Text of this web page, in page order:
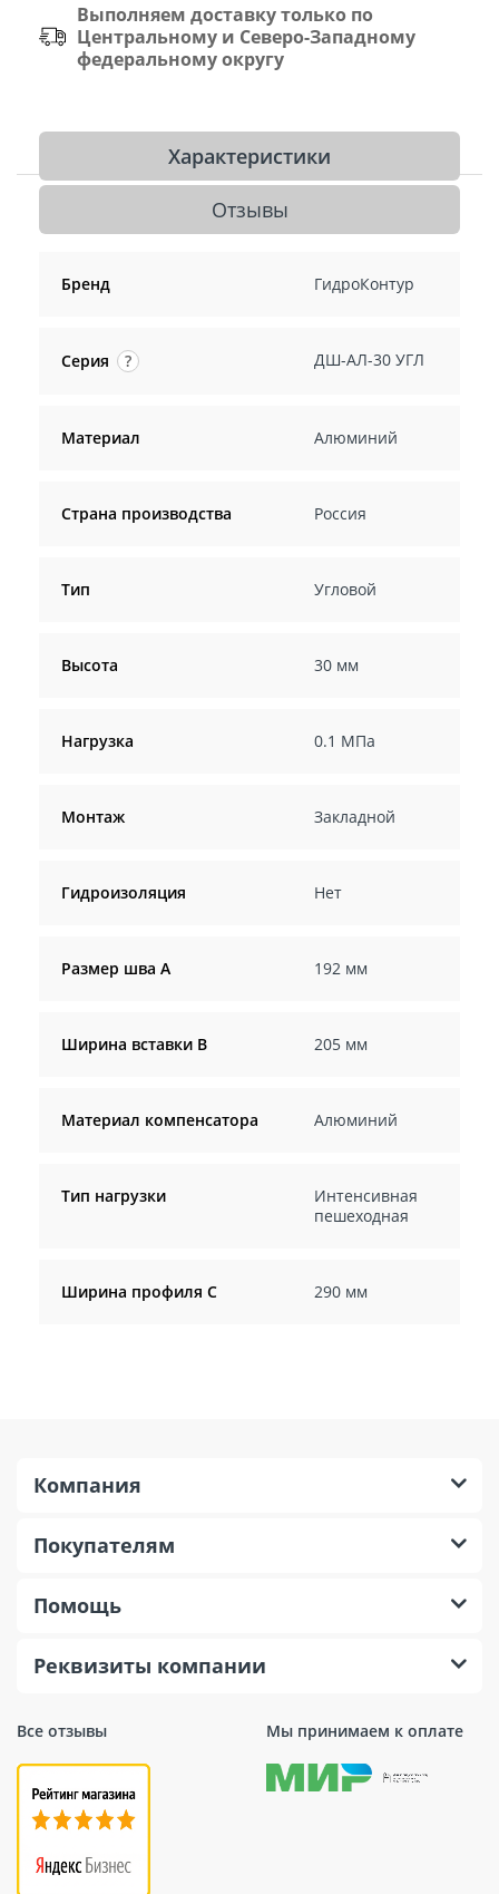
Выполняем доставку только по
Центральному и Северо-Западному
федеральному округу
Характеристики
Отзывы
Бренд ГидроКонтур
Серия ? ДШ-АЛ-30 УГЛ
Материал Алюминий
Страна производства Россия
Тип Угловой
Высота 30 мм
Нагрузка 0.1 МПа
Монтаж Закладной
Гидроизоляция Нет
Размер шва A 192 мм
Ширина вставки B 205 мм
Материал компенсатора Алюминий
Тип нагрузки
Интенсивная
пешеходная
Ширина профиля C 290 мм
Все отзывы Мы принимаем к оплате
Компания
Покупателям
Помощь
Реквизиты компании